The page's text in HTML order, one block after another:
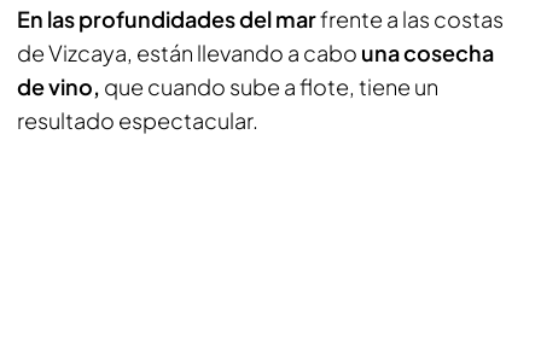
En las profundidades del marfrente a las costas
de Vizcaya, están llevando a cabo una cosecha
de vino, que cuando sube a flote, tiene un
resultado espectacular.